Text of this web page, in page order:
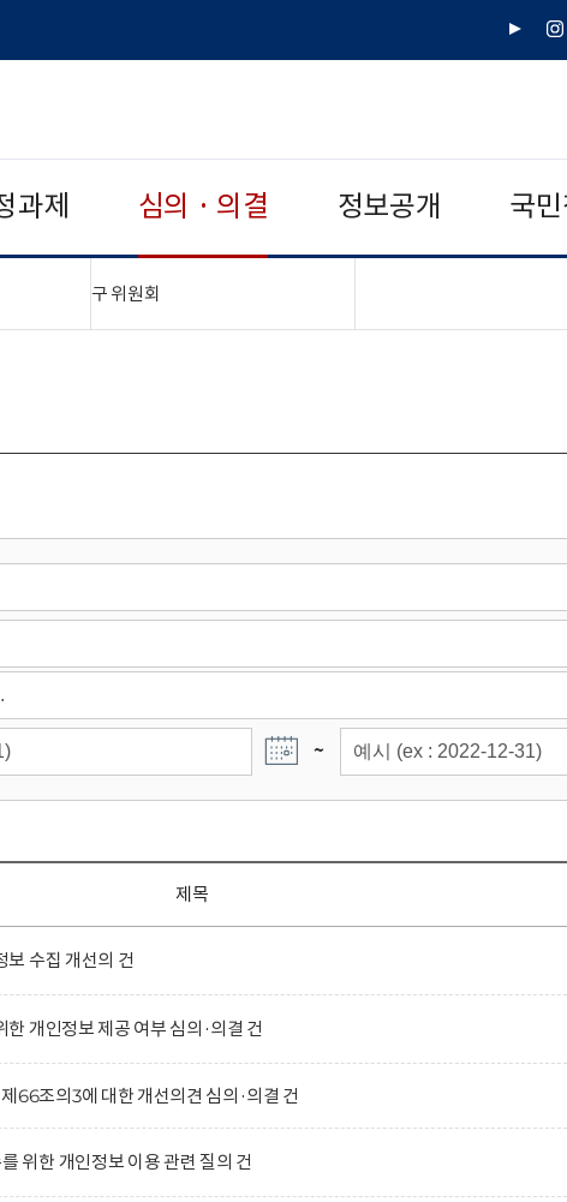
유
인
과제 심의 · 의결 정보공개 국
구 위원회
~
제목
보 수집 개선의 건
개인정보 제공 여부 심의·의결 건
66조의3에 대한 개선의견 심의·의결 건
위한 개인정보 이용 관련 질의 건